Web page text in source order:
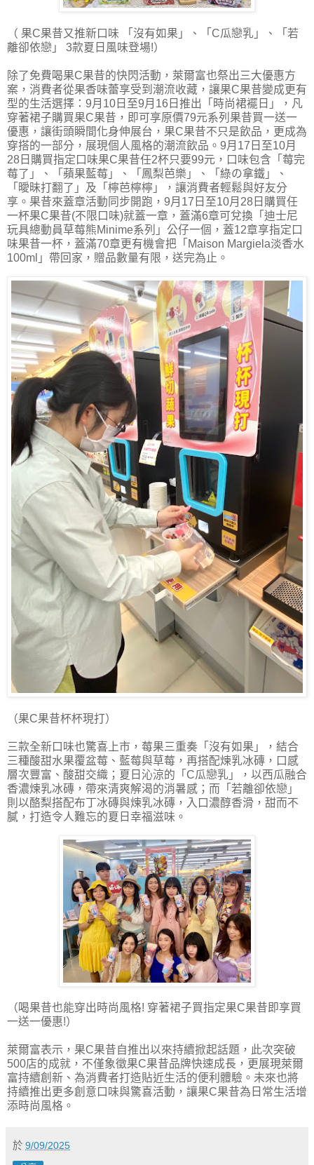
（ 果C果昔又推新口味 「沒有如果」、「C瓜戀乳」、「若
離卻依戀」 3款夏日風味登場!）
除了免費喝果C果昔的快閃活動，萊爾富也祭出三大優惠方
案，消費者從果香味蕾享受到潮流收藏，讓果C果昔變成更有
型的生活選擇：9月10日至9月16日推出「時尚裙襬日」，凡
穿著裙子購買果C果昔，即可享原價79元系列果昔買一送一
優惠，讓街頭瞬間化身伸展台，果C果昔不只是飲品，更成為
穿搭的一部分，展現個人風格的潮流飲品。9月17日至10月
28日購買指定口味果C果昔任2杯只要99元，口味包含「莓完
莓了」、「蘋果藍莓」、「鳳梨芭樂」、「綠の拿鐵」、
「曖昧打翻了」及「檸芭檸檸」，讓消費者輕鬆與好友分
享。果昔來蓋章活動同步開跑，9月17日至10月28日購買任
一杯果C果昔(不限口味)就蓋一章，蓋滿6章可兌換「迪士尼
玩具總動員草莓熊Minime系列」公仔一個，蓋12章享指定口
味果昔一杯，蓋滿70章更有機會把「Maison Margiela淡香水
100ml」帶回家，贈品數量有限，送完為止。
（果C果昔杯杯現打）
三款全新口味也驚喜上市，莓果三重奏「沒有如果」，結合
三種酸甜水果覆盆莓、藍莓與草莓，再搭配煉乳冰磚，口感
層次豐富、酸甜交織；夏日沁涼的「C瓜戀乳」，以西瓜融合
香濃煉乳冰磚，帶來清爽解渴的消暑感；而「若離卻依戀」
則以酪梨搭配布丁冰磚與煉乳冰磚，入口濃醇香滑，甜而不
膩，打造令人難忘的夏日幸福滋味。
（喝果昔也能穿出時尚風格! 穿著裙子買指定果C果昔即享買
一送一優惠!）
萊爾富表示，果C果昔自推出以來持續掀起話題，此次突破
500店的成就，不僅象徵果C果昔品牌快速成長，更展現萊爾
富持續創新、為消費者打造貼近生活的便利體驗。未來也將
持續推出更多創意口味與驚喜活動，讓果C果昔為日常生活增
添時尚風格。
於 9/09/2025